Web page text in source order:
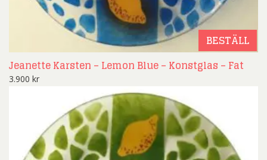
BESTÄLL
Jeanette Karsten – Lemon Blue – Konstglas – Fat
3.900 kr